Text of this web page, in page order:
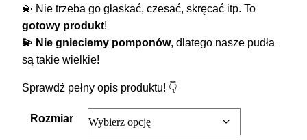
💫 Nie trzeba go głaskać, czesać, skręcać itp. To
gotowy produkt!
💫 Nie gnieciemy pomponów, dlatego nasze pudła
są takie wielkie!
Sprawdź pełny opis produktu! 👇
Rozmiar